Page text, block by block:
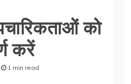
को
करें
1 min read